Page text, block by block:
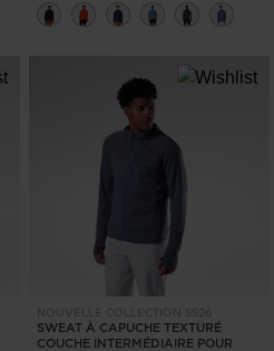
NOUVELLE COLLECTION SS26
SWEAT À CAPUCHE TEXTURÉ
COUCHE INTERMÉDIAIRE POUR